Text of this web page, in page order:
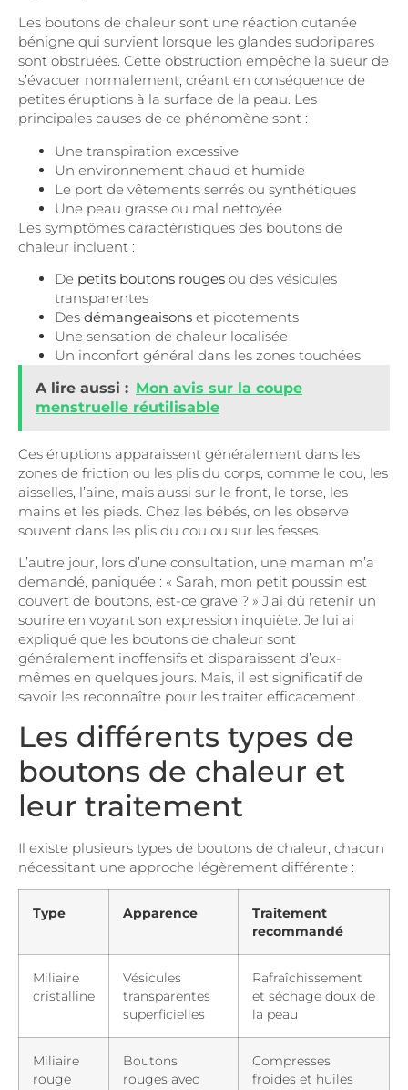
Les boutons de chaleur sont une réaction cutanée
bénigne qui survient lorsque les glandes sudoripares
sont obstruées. Cette obstruction empêche la sueur de
s’évacuer normalement, créant en conséquence de
petites éruptions à la surface de la peau. Les
principales causes de ce phénomène sont :
Une transpiration excessive
Un environnement chaud et humide
Le port de vêtements serrés ou synthétiques
Une peau grasse ou mal nettoyée
Les symptômes caractéristiques des boutons de
chaleur incluent :
De petits boutons rouges ou des vésicules
transparentes
Des démangeaisons et picotements
Une sensation de chaleur localisée
Un inconfort général dans les zones touchées
A lire aussi : Mon avis sur la coupe
menstruelle réutilisable
Ces éruptions apparaissent généralement dans les
zones de friction ou les plis du corps, comme le cou, les
aisselles, l’aine, mais aussi sur le front, le torse, les
mains et les pieds. Chez les bébés, on les observe
souvent dans les plis du cou ou sur les fesses.
L’autre jour, lors d’une consultation, une maman m’a
demandé, paniquée : « Sarah, mon petit poussin est
couvert de boutons, est-ce grave ? » J’ai dû retenir un
sourire en voyant son expression inquiète. Je lui ai
expliqué que les boutons de chaleur sont
généralement inoffensifs et disparaissent d’eux-
mêmes en quelques jours. Mais, il est significatif de
savoir les reconnaître pour les traiter efficacement.
Les différents types de
boutons de chaleur et
leur traitement
Il existe plusieurs types de boutons de chaleur, chacun
nécessitant une approche légèrement différente :
Type Apparence
Traitement
recommandé
Miliaire
cristalline
Vésicules
transparentes
superficielles
Rafraîchissement
et séchage doux de
la peau
Miliaire
rouge
Boutons
rouges avec
Compresses
froides et huiles